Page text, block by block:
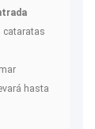
cataratas
hasta